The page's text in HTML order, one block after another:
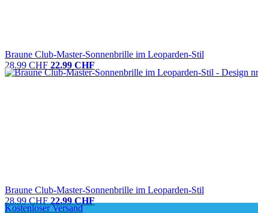
Braune Club-Master-Sonnenbrille im Leoparden-Stil
28.99 CHF 22.99 CHF
Braune Club-Master-Sonnenbrille im Leoparden-Stil
28.99 CHF22.99 CHF
Kostenloser Versand